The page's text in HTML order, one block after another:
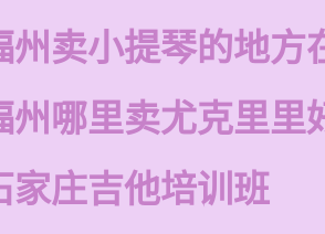
州卖小提琴的地方
州哪里卖尤克里里
家庄吉他培训班